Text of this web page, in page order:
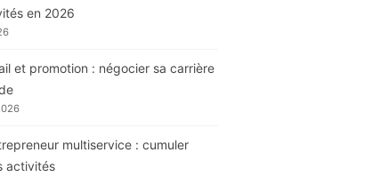
en 2026
et promotion : négocier sa carrière
multiservice : cumuler
activités